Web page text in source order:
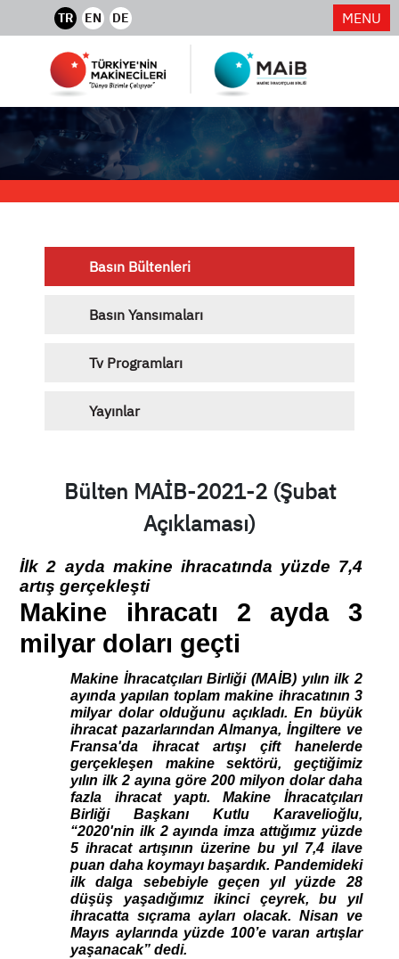
TR EN DE MENU
Basın Bültenleri
Basın Yansımaları
Tv Programları
Yayınlar
Bülten MAİB-2021-2 (Şubat
Açıklaması)
İlk 2 ayda makine ihracatında yüzde 7,4
artış gerçekleşti
Makine ihracatı 2 ayda 3
milyar doları geçti
Makine İhracatçıları Birliği (MAİB) yılın ilk 2
ayında yapılan toplam makine ihracatının 3
milyar dolar olduğunu açıkladı. En büyük
ihracat pazarlarından Almanya, İngiltere ve
Fransa'da ihracat artışı çift hanelerde
gerçekleşen makine sektörü, geçtiğimiz
yılın ilk 2 ayına göre 200 milyon dolar daha
fazla ihracat yaptı. Makine İhracatçıları
Birliği Başkanı Kutlu Karavelioğlu,
“2020'nin ilk 2 ayında imza attığımız yüzde
5 ihracat artışının üzerine bu yıl 7,4 ilave
puan daha koymayı başardık. Pandemideki
ilk dalga sebebiyle geçen yıl yüzde 28
düşüş yaşadığımız ikinci çeyrek, bu yıl
ihracatta sıçrama ayları olacak. Nisan ve
Mayıs aylarında yüzde 100’e varan artışlar
yaşanacak” dedi.